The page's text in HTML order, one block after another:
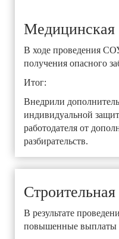
Медицинская
В ходе проведения
получения опасного
Итог:
Внедрили
индивидуальной
работодателя от
разбирательств.
В результате
повышенные выплаты